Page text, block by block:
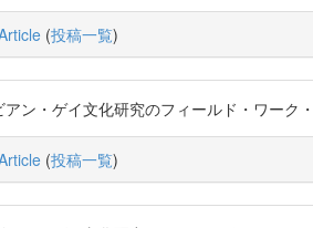
(投稿一覧)
アン・ゲイ文化研究のフィールド・ワー
(投稿一覧)